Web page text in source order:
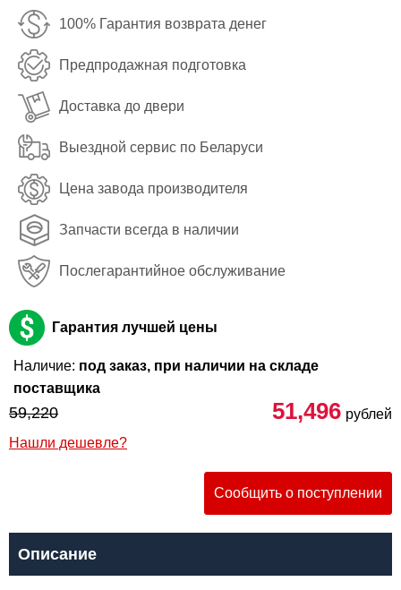
100% Гарантия возврата денег
Предпродажная подготовка
Доставка до двери
Выездной сервис по Беларуси
Цена завода производителя
Запчасти всегда в наличии
Послегарантийное обслуживание
Гарантия лучшей цены
Наличие: под заказ, при наличии на складе
поставщика
59,220 51,496 рублей
Нашли дешевле?
Сообщить о поступлении
Описание
Я даю согласие на обработку персональных данных
Сообщить о поступлении